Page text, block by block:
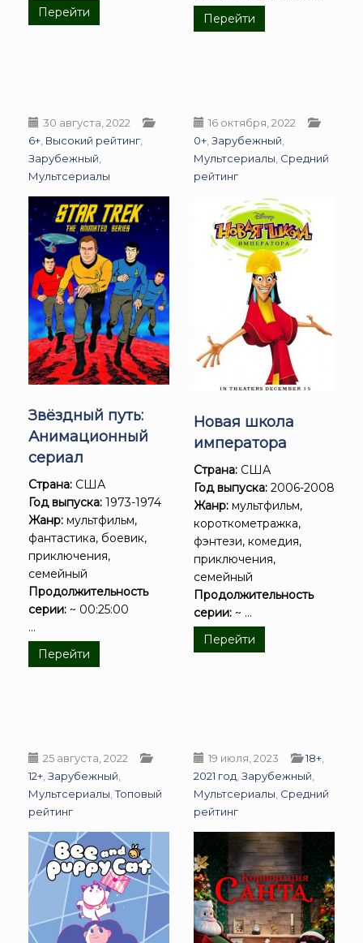
Перейти
Перейти
30 августа, 2022
6+ Высокий рейтинг
Зарубежный
Мультсериалы
Звёздный путь:
Анимационный
сериал
Страна: США
Год выпуска: 1973-1974
Жанр: мультфильм,
фантастика, боевик,
приключения,
семейный
Продолжительность
серии: ~ 00:25:00
...
Перейти
16 октября, 2022
0+ Зарубежный
Мультсериалы Средний
рейтинг
Новая школа
императора
Страна: США
Год выпуска: 2006-2008
Жанр: мультфильм,
короткометражка,
фэнтези, комедия,
приключения,
семейный
Продолжительность
серии: ~ ...
Перейти
25 августа, 2022
12+ Зарубежный
Мультсериалы ,Топовый
рейтинг
19 июля, 2023 18+
2021 год Зарубежный
Мультсериалы Средний
рейтинг